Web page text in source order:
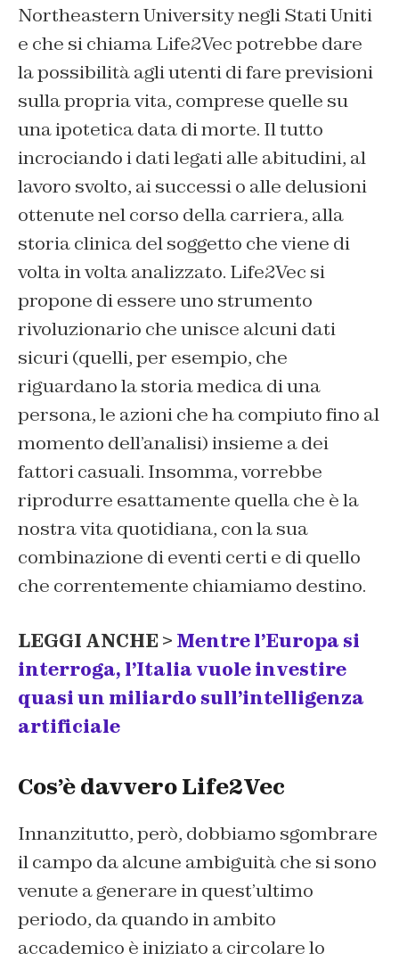
Northeastern University negli Stati Uniti
e che si chiama Life2Vec potrebbe dare
la possibilità agli utenti di fare previsioni
sulla propria vita, comprese quelle su
una ipotetica data di morte. Il tutto
incrociando i dati legati alle abitudini, al
lavoro svolto, ai successi o alle delusioni
ottenute nel corso della carriera, alla
storia clinica del soggetto che viene di
volta in volta analizzato. Life2Vec si
propone di essere uno strumento
rivoluzionario che unisce alcuni dati
sicuri (quelli, per esempio, che
riguardano la storia medica di una
persona, le azioni che ha compiuto fino al
momento dell’analisi) insieme a dei
fattori casuali. Insomma, vorrebbe
riprodurre esattamente quella che è la
nostra vita quotidiana, con la sua
combinazione di eventi certi e di quello
che correntemente chiamiamo destino.
LEGGI ANCHE > Mentre l’Europa si
interroga, l’Italia vuole investire
quasi un miliardo sull’intelligenza
artificiale
Cos’è davvero Life2Vec
Innanzitutto, però, dobbiamo sgombrare
il campo da alcune ambiguità che si sono
venute a generare in quest’ultimo
periodo, da quando in ambito
accademico è iniziato a circolare lo